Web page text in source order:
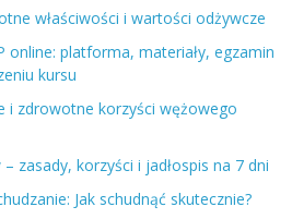
właściwości i wartości odżywcze
online: platforma, materiały, egzamin
kursu
i zdrowotne korzyści wężowego
zasady, korzyści i jadłospis na 7 dni
Jak schudnąć skutecznie?